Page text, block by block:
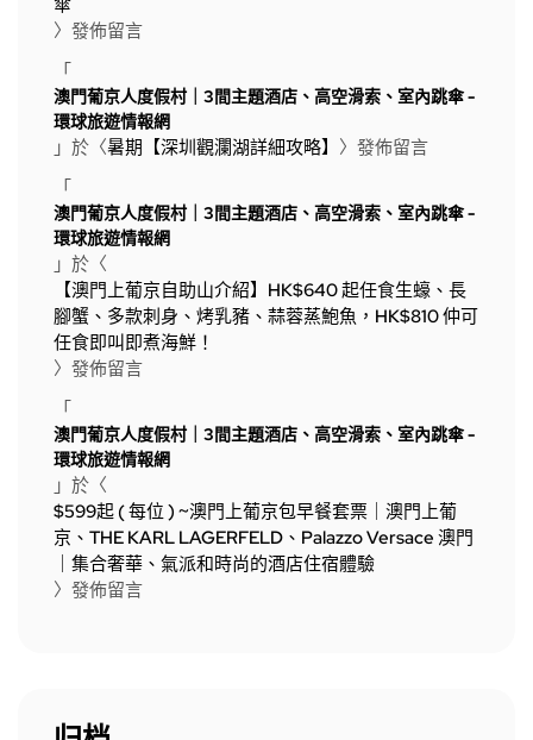
傘
〉發佈留言
「
澳門葡京人度假村｜3間主題酒店、高空滑索、室內跳傘 -
環球旅遊情報網
」於〈暑期【深圳觀瀾湖詳細攻略】 〉發佈留言
「
澳門葡京人度假村｜3間主題酒店、高空滑索、室內跳傘 -
環球旅遊情報網
」於〈
【澳門上葡京自助山介紹】HK$640 起任食生蠔、長
腳蟹、多款刺身、烤乳豬、蒜蓉蒸鮑魚，HK$810 仲可
任食即叫即煮海鮮！
〉發佈留言
「
澳門葡京人度假村｜3間主題酒店、高空滑索、室內跳傘 -
環球旅遊情報網
」於〈
$599起 ( 每位 ) ~澳門上葡京包早餐套票｜澳門上葡
京、THE KARL LAGERFELD、Palazzo Versace 澳門
｜集合奢華、氣派和時尚的酒店住宿體驗
〉發佈留言